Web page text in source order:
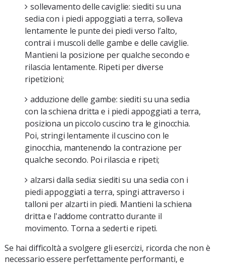
sollevamento delle caviglie: siediti su una
sedia con i piedi appoggiati a terra, solleva
lentamente le punte dei piedi verso l’alto,
contrai i muscoli delle gambe e delle caviglie.
Mantieni la posizione per qualche secondo e
rilascia lentamente. Ripeti per diverse
ripetizioni;
adduzione delle gambe: siediti su una sedia
con la schiena dritta e i piedi appoggiati a terra,
posiziona un piccolo cuscino tra le ginocchia.
Poi, stringi lentamente il cuscino con le
ginocchia, mantenendo la contrazione per
qualche secondo. Poi rilascia e ripeti;
alzarsi dalla sedia: siediti su una sedia con i
piedi appoggiati a terra, spingi attraverso i
talloni per alzarti in piedi. Mantieni la schiena
dritta e l'addome contratto durante il
movimento. Torna a sederti e ripeti.
Se hai difficoltà a svolgere gli esercizi, ricorda che non è
necessario essere perfettamente performanti, e